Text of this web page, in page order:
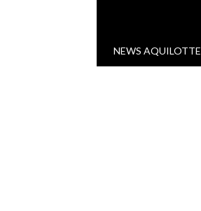
VAI AL CONTENUTO
NEWS AQUILOTTE